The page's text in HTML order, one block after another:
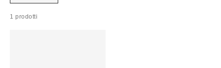
1 prodotti